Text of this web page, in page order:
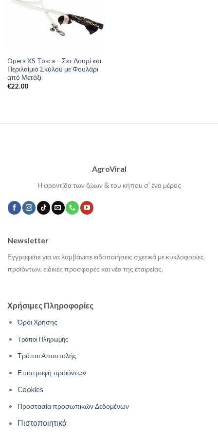
Opera XS Tosca – Σετ Λουρί και
Περιλαίμιο Σκύλου με Φουλάρι
από Μετάξι
€22.00
AgroViral
Η φροντίδα των ζώων & του κήπου σ' ένα μέρος
Χρήσιμες Πληροφορίες
Όροι Χρήσης
Τρόποι Πληρωμής
Τρόποι Αποστολής
Επιστροφή προϊόντων
Cookies
Προστασία προσωπικών Δεδομένων
Πιστοποιητικά
Newsletter
Εγγραφείτε για να λαμβάνετε ειδοποιήσεις σχετικά με κυκλοφορίες
προϊόντων, ειδικές προσφορές και νέα της εταιρείας.